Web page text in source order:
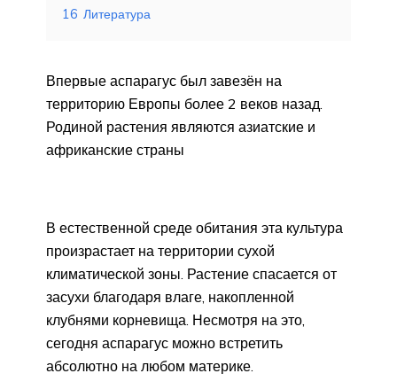
16 Литература
Впервые аспарагус был завезён на
территорию Европы более 2 веков назад.
Родиной растения являются азиатские и
африканские страны
В естественной среде обитания эта культура
произрастает на территории сухой
климатической зоны. Растение спасается от
засухи благодаря влаге, накопленной
клубнями корневища. Несмотря на это,
сегодня аспарагус можно встретить
абсолютно на любом материке.